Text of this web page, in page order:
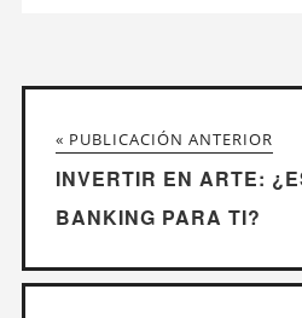
« PUBLICACIÓN ANTERIOR
INVERTIR EN ARTE:
BANKING PARA TI?